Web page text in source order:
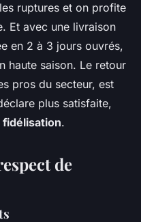
ruptures et on profite
Et avec une livraison
en 2 à 3 jours ouvrés,
haute saison. Le retour
pros du secteur, est
plus satisfaite,
fidélisation.
de